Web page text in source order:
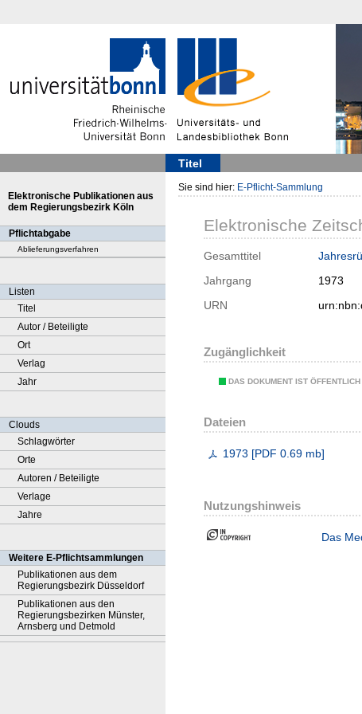
Titel
Elektronische Publikationen aus
dem Regierungsbezirk Köln
Pflichtabgabe
Ablieferungsverfahren
Listen
Titel
Autor / Beteiligte
Ort
Verlag
Jahr
Clouds
Schlagwörter
Orte
Autoren / Beteiligte
Verlage
Jahre
Weitere E-Pflichtsammlungen
Publikationen aus dem
Regierungsbezirk Düsseldorf
Publikationen aus den
Regierungsbezirken Münster,
Arnsberg und Detmold
Sie sind hier: E-Pflicht-Sammlung
Elektronische
Gesamttitel
Jahrgang
1973
URN
Zugänglichkeit
DAS DOKUMENT IST
Dateien
1973 [PDF 0.69 mb]
Nutzungshinweis
Das